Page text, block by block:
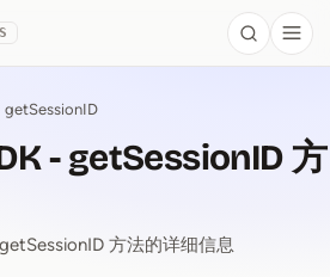
Search
getSessionID
- getSessionID 方
方法的详细信息